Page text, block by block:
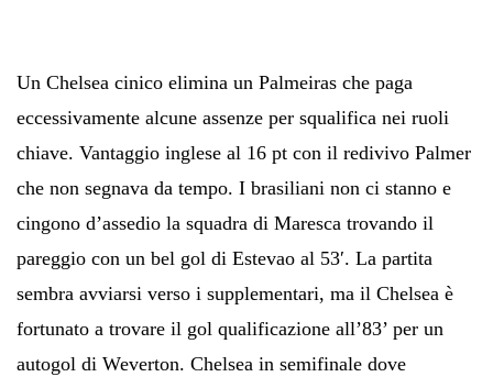
Un Chelsea cinico elimina un Palmeiras che paga
eccessivamente alcune assenze per squalifica nei ruoli
chiave. Vantaggio inglese al 16 pt con il redivivo Palmer
che non segnava da tempo. I brasiliani non ci stanno e
cingono d’assedio la squadra di Maresca trovando il
pareggio con un bel gol di Estevao al 53′. La partita
sembra avviarsi verso i supplementari, ma il Chelsea è
fortunato a trovare il gol qualificazione all’83’ per un
autogol di Weverton. Chelsea in semifinale dove